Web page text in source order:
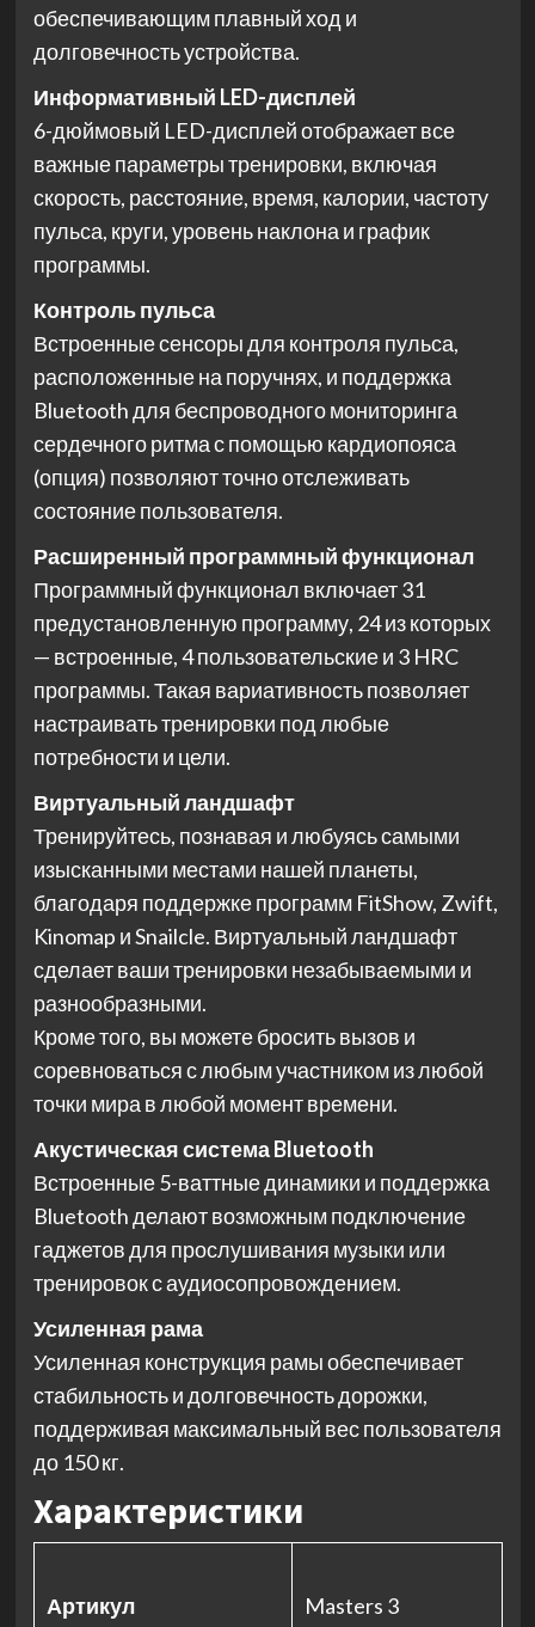
обеспечивающим плавный ход и
долговечность устройства.
Информативный LED-дисплей
6-дюймовый LED-дисплей отображает все
важные параметры тренировки, включая
скорость, расстояние, время, калории, частоту
пульса, круги, уровень наклона и график
программы.
Контроль пульса
Встроенные сенсоры для контроля пульса,
расположенные на поручнях, и поддержка
Bluetooth для беспроводного мониторинга
сердечного ритма с помощью кардиопояса
(опция) позволяют точно отслеживать
состояние пользователя.
Расширенный программный функционал
Программный функционал включает 31
предустановленную программу, 24 из которых
— встроенные, 4 пользовательские и 3 HRC
программы. Такая вариативность позволяет
настраивать тренировки под любые
потребности и цели.
Виртуальный ландшафт
Тренируйтесь, познавая и любуясь самыми
изысканными местами нашей планеты,
благодаря поддержке программ FitShow, Zwift,
Kinomap и Snailcle. Виртуальный ландшафт
сделает ваши тренировки незабываемыми и
разнообразными.
Кроме того, вы можете бросить вызов и
соревноваться с любым участником из любой
точки мира в любой момент времени.
Акустическая система Bluetooth
Встроенные 5-ваттные динамики и поддержка
Bluetooth делают возможным подключение
гаджетов для прослушивания музыки или
тренировок с аудиосопровождением.
Усиленная рама
Усиленная конструкция рамы обеспечивает
стабильность и долговечность дорожки,
поддерживая максимальный вес пользователя
до 150 кг.
Характеристики
Артикул Masters 3